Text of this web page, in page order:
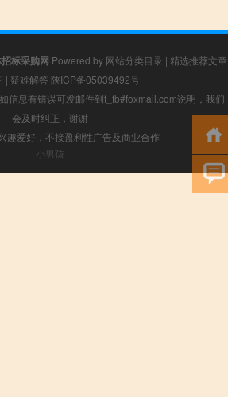
标采购网 Powered by 网站分类目录 | 精选推荐文章
| 疑难解答 陕ICP备05039492号
信息有错误可发邮件到f_fb#foxmail.com说明，我们
会及时纠正，谢谢
趣爱好，不接盈利性广告及商业合作
小男孩